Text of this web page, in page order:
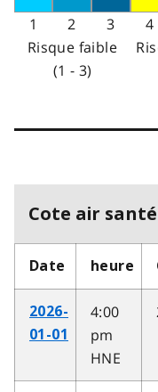
1 2 3 4
Risque faible
(1 - 3)
Cote air
Date heure
2026-
01-01
4:00
pm
HNE